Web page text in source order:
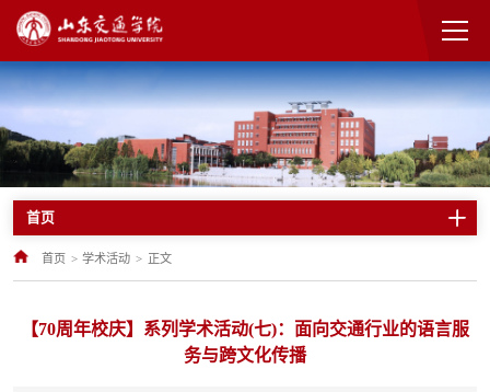
首页
首页 > 学术活动 > 正文
【70周年校庆】系列学术活动(七)：面向交通行业的语言服
务与跨文化传播